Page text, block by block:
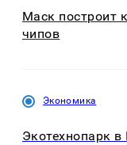
Маск построит
чипов
Экономика
Экотехнопарк